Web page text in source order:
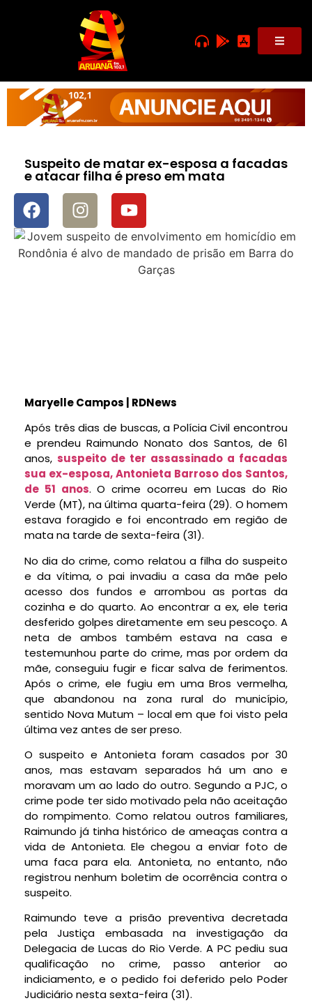
Suspeito de matar ex-esposa a facadas
e atacar filha é preso em mata
Maryelle Campos | RDNews
Após três dias de buscas, a Polícia Civil encontrou
e prendeu Raimundo Nonato dos Santos, de 61
anos, suspeito de ter assassinado a facadas
sua ex-esposa, Antonieta Barroso dos Santos,
de 51 anos. O crime ocorreu em Lucas do Rio
Verde (MT), na última quarta-feira (29). O homem
estava foragido e foi encontrado em região de
mata na tarde de sexta-feira (31).
No dia do crime, como relatou a filha do suspeito
e da vítima, o pai invadiu a casa da mãe pelo
acesso dos fundos e arrombou as portas da
cozinha e do quarto. Ao encontrar a ex, ele teria
desferido golpes diretamente em seu pescoço. A
neta de ambos também estava na casa e
testemunhou parte do crime, mas por ordem da
mãe, conseguiu fugir e ficar salva de ferimentos.
Após o crime, ele fugiu em uma Bros vermelha,
que abandonou na zona rural do município,
sentido Nova Mutum – local em que foi visto pela
última vez antes de ser preso.
O suspeito e Antonieta foram casados por 30
anos, mas estavam separados há um ano e
moravam um ao lado do outro. Segundo a PJC, o
crime pode ter sido motivado pela não aceitação
do rompimento. Como relatou outros familiares,
Raimundo já tinha histórico de ameaças contra a
vida de Antonieta. Ele chegou a enviar foto de
uma faca para ela. Antonieta, no entanto, não
registrou nenhum boletim de ocorrência contra o
suspeito.
Raimundo teve a prisão preventiva decretada
pela Justiça embasada na investigação da
Delegacia de Lucas do Rio Verde. A PC pediu sua
qualificação no crime, passo anterior ao
indiciamento, e o pedido foi deferido pelo Poder
Judiciário nesta sexta-feira (31).